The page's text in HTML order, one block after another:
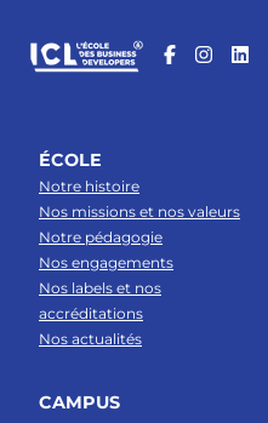
ÉCOLE
Notre histoire
Nos missions et nos valeurs
Notre pédagogie
Nos engagements
Nos labels et nos
accréditations
Nos actualités
CAMPUS